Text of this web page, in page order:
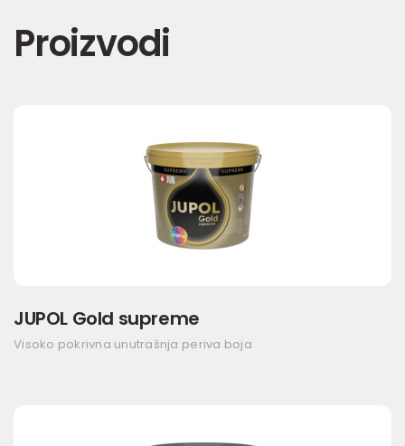
Proizvodi
JUPOL Gold supreme
Visoko pokrivna unutrašnja periva boja